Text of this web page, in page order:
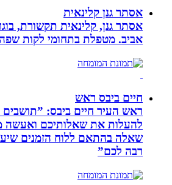
אסתר גנן קלינאית
אסתר גנן, קלינאית תקשורת,
אביב. מטפלת בתחומי לקות שפה
חיים ביבס ראש
ראש העיר חיים ביבס: ”תושבים
להעלות את שאלותיכם ואעשה
שאלה בהתאם ללוח הזמנים
רבה לכם”